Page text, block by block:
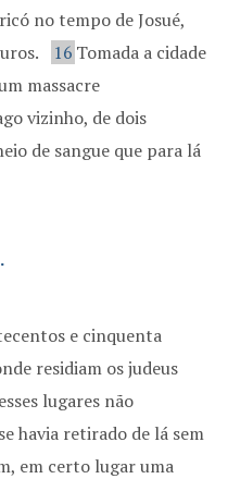
no tempo de Josué,
16 Tomada a cidade
massacre
vizinho, de dois
de sangue que para lá
e cinquenta
residiam os judeus
lugares não
havia retirado de lá sem
em certo lugar uma